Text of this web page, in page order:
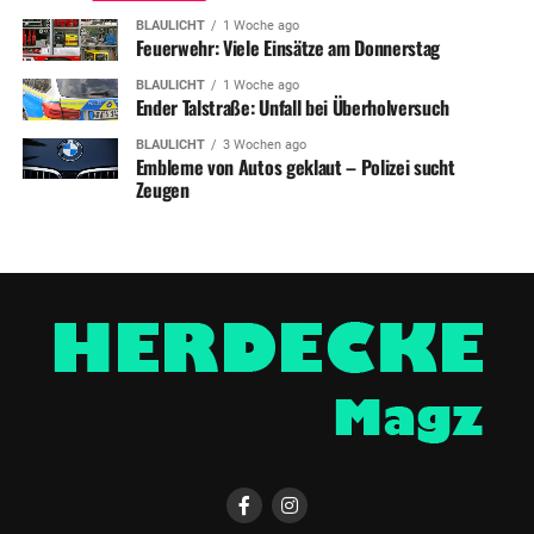
BLAULICHT 1 Woche ago
Feuerwehr: Viele Einsätze am Donnerstag
BLAULICHT 1 Woche ago
Ender Talstraße: Unfall bei Überholversuch
BLAULICHT 3 Wochen ago
Embleme von Autos geklaut – Polizei sucht
Zeugen